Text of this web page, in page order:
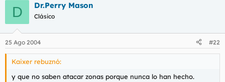
D Dr.Perry Mason
Clásico
25 Ago 2004 #22
Kaixer rebuznó:
y que no saben atacar zonas porque nunca lo han hecho.